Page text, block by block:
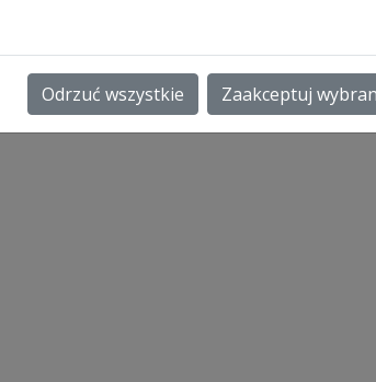
N80
nr
005
Odrzuć wszystkie Zaakceptuj